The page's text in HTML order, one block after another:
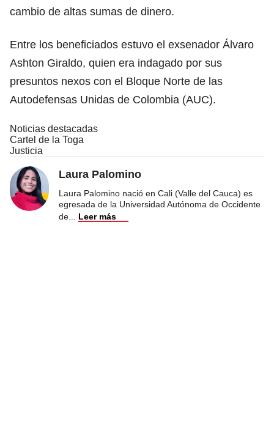
cambio de altas sumas de dinero.
Entre los beneficiados estuvo el exsenador Álvaro
Ashton Giraldo, quien era indagado por sus
presuntos nexos con el Bloque Norte de las
Autodefensas Unidas de Colombia (AUC).
Noticias destacadas
Cartel de la Toga
Justicia
Laura Palomino
Laura Palomino nació en Cali (Valle del Cauca) es
egresada de la Universidad Autónoma de Occidente
de
Leer más